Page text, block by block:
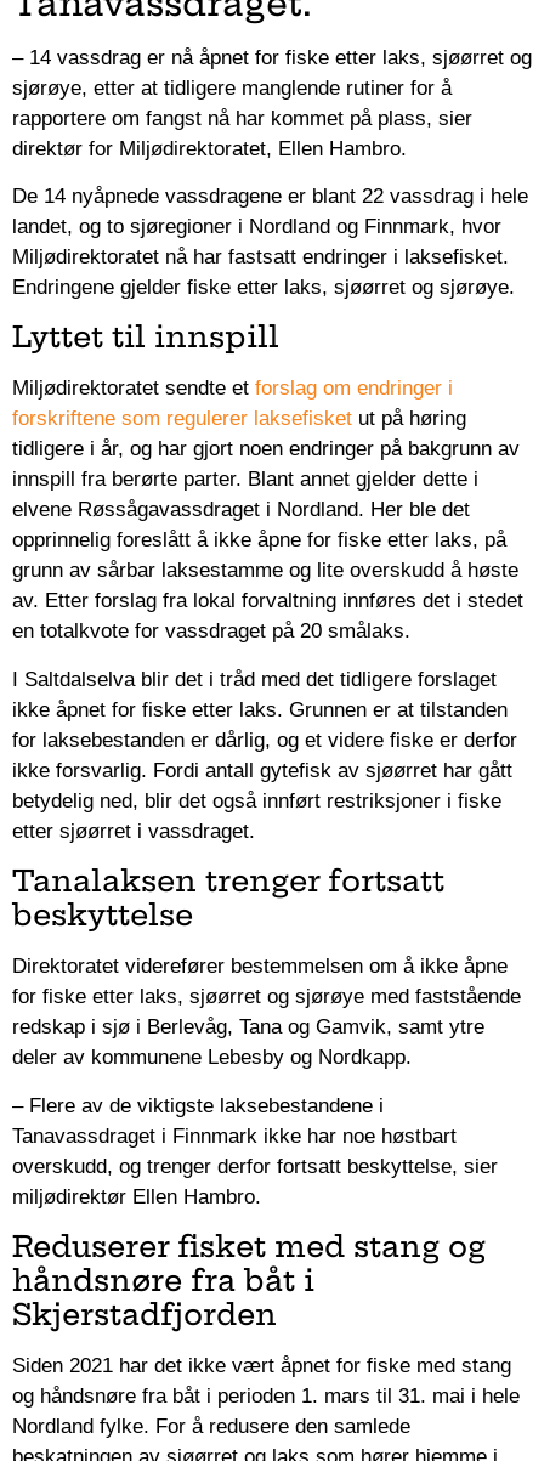
– 14 vassdrag er nå åpnet for fiske etter laks, sjøørret og
sjørøye, etter at tidligere manglende rutiner for å
rapportere om fangst nå har kommet på plass, sier
direktør for Miljødirektoratet, Ellen Hambro.
De 14 nyåpnede vassdragene er blant 22 vassdrag i hele
landet, og to sjøregioner i Nordland og Finnmark, hvor
Miljødirektoratet nå har fastsatt endringer i laksefisket.
Endringene gjelder fiske etter laks, sjøørret og sjørøye.
Lyttet til innspill
Miljødirektoratet sendte et forslag om endringer i
forskriftene som regulerer laksefisket ut på høring
tidligere i år, og har gjort noen endringer på bakgrunn av
innspill fra berørte parter. Blant annet gjelder dette i
elvene Røssågavassdraget i Nordland. Her ble det
opprinnelig foreslått å ikke åpne for fiske etter laks, på
grunn av sårbar laksestamme og lite overskudd å høste
av. Etter forslag fra lokal forvaltning innføres det i stedet
en totalkvote for vassdraget på 20 smålaks.
I Saltdalselva blir det i tråd med det tidligere forslaget
ikke åpnet for fiske etter laks. Grunnen er at tilstanden
for laksebestanden er dårlig, og et videre fiske er derfor
ikke forsvarlig. Fordi antall gytefisk av sjøørret har gått
betydelig ned, blir det også innført restriksjoner i fiske
etter sjøørret i vassdraget.
Tanalaksen trenger fortsatt
beskyttelse
Direktoratet viderefører bestemmelsen om å ikke åpne
for fiske etter laks, sjøørret og sjørøye med faststående
redskap i sjø i Berlevåg, Tana og Gamvik, samt ytre
deler av kommunene Lebesby og Nordkapp.
– Flere av de viktigste laksebestandene i
Tanavassdraget i Finnmark ikke har noe høstbart
overskudd, og trenger derfor fortsatt beskyttelse, sier
miljødirektør Ellen Hambro.
Reduserer fisket med stang og
håndsnøre fra båt i
Skjerstadfjorden
Siden 2021 har det ikke vært åpnet for fiske med stang
og håndsnøre fra båt i perioden 1. mars til 31. mai i hele
Nordland fylke. For å redusere den samlede